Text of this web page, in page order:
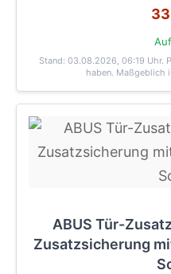
Stand: 03.08.2026, 06:19 Uhr.
haben. Maßgeblich
ABUS Tür-
Zusatzsicherung